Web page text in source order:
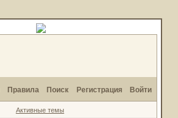
Правила Поиск Регистрация Войти
Активные темы